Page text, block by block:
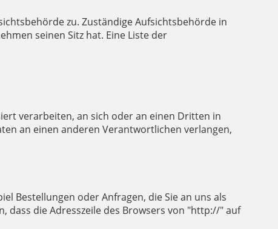
zu. Zuständige Aufsichtsbehörde in
seinen Sitz hat. Eine Liste der
verarbeiten, an sich oder an einen Dritten in
an einen anderen Verantwortlichen verlangen,
Bestellungen oder Anfragen, die Sie an uns als
dass die Adresszeile des Browsers von "http://" auf